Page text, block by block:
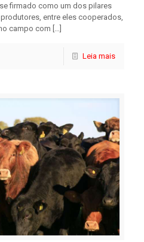
firmado como um dos pilares
entre eles cooperados,
campo com […]
Leia mais